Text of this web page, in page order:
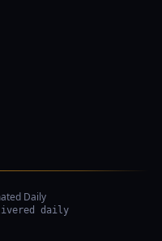
Daily
daily